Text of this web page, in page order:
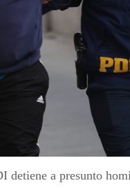
detiene a presunto